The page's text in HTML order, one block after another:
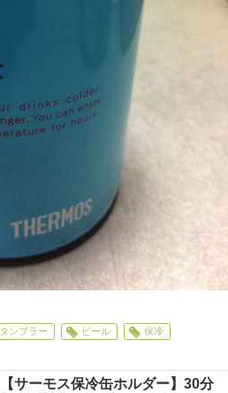
タンブラー ビール
保冷
【サーモス保冷缶ホルダー】30分